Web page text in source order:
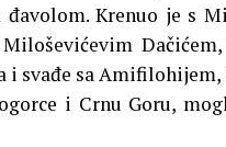
Krenuo je s
svađe sa
i Crnu Goru,